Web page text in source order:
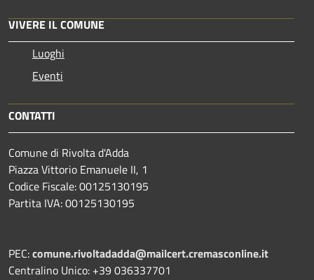
VIVERE IL COMUNE
Luoghi
Eventi
CONTATTI
Comune di Rivolta d'Adda
Piazza Vittorio Emanuele II, 1
Codice Fiscale: 00125130195
Partita IVA: 00125130195
PEC:comune.rivoltadadda@mailcert.cremasconline.it
Centralino Unico: +39 036337701